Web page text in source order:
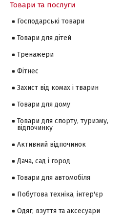
Товари та послуги
Господарські товари
Товари для дітей
Тренажери
Фітнес
Захист від комах і тварин
Товари для дому
Товари для спорту, туризму,
відпочинку
Активний відпочинок
Дача, сад і город
Товари для автомобіля
Побутова техніка, інтер'єр
Одяг, взуття та аксесуари